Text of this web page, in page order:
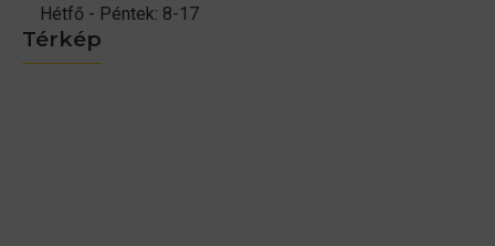
Térkép
Hétfő - Péntek: 8-17